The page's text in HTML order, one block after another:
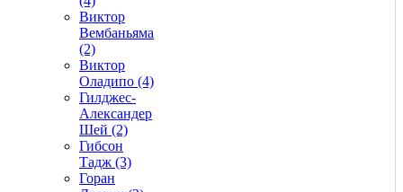
Виктор
Вембаньяма
(2)
Виктор
Оладипо (4)
Гилджес-
Александер
Шей (2)
Гибсон
Тадж (3)
Горан